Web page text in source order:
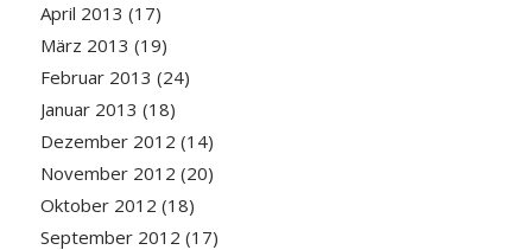
April 2013 (17)
März 2013 (19)
Februar 2013 (24)
Januar 2013 (18)
Dezember 2012 (14)
November 2012 (20)
Oktober 2012 (18)
September 2012 (17)